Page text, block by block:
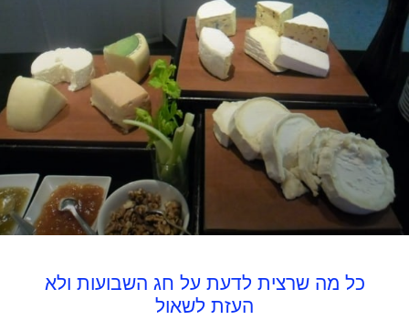
כל מה שרצית לדעת על חג השבועות ולא
העזת לשאול